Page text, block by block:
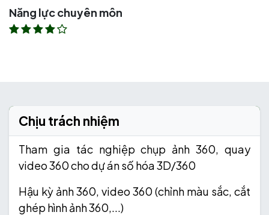
Năng lực chuyên môn
Chịu trách nhiệm
Tham gia tác nghiệp chụp ảnh 360, quay
video 360 cho dự án số hóa 3D/360
Hậu kỳ ảnh 360, video 360 (chỉnh màu sắc, cắt
ghép hình ảnh 360,...)